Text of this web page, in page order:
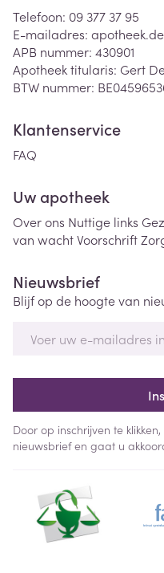
Telefoon: 09 377 37 95
E-mailadres:
APB nummer: 430901
Apotheek titularis: Gert
BTW nummer:
Klantenservice
FAQ
Uw apotheek
Over ons Nuttige links
van wachtVoorschrift
Nieuwsbrief
Blijf op de hoogte van
Door op inschrijven te
nieuwsbrief en gaat u